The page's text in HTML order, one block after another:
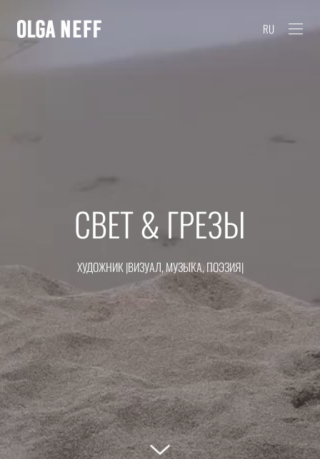
RU
СВЕТ & ГРЕЗЫ
ХУДОЖНИК |ВИЗУАЛ, МУЗЫКА, ПОЭЗИЯ|